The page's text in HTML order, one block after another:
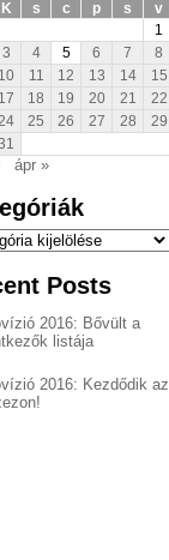
K s c p s
v
1
3 4 5 6 7
8
10 11 12 13 14
15
17 18 19 20 21
22
24 25 26 27 28
29
ápr »
Posts
2016: Bővült a
listája
2016: Kezdődik az